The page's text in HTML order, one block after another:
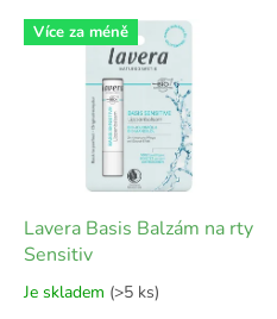
V Více za méně
Lavera Basis Balzám na rty
Sensitiv
Je skladem (>5 ks)